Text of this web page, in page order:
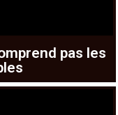
pas les